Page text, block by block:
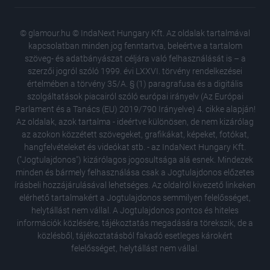
© glamour.hu © IndaNext Hungary Kft. Az oldalak tartalmával
kapcsolatban minden jog fenntartva, beleértve a tartalom
szöveg- és adatbányászat céljára való felhasználását is – a
szerzői jogról szóló 1999. évi LXXVI. törvény rendelkezései
értelmében a törvény 35/A. § (1) paragrafusa és a digitális
szolgáltatások piacairól szóló európai irányelv (Az Európai
Parlament és a Tanács (EU) 2019/790 Irányelve) 4. cikke alapján!
Az oldalak, azok tartalma - ideértve különösen, de nem kizárólag
az azokon közzétett szövegeket, grafikákat, képeket, fotókat,
hangfelvételeket és videókat stb. - az IndaNext Hungary Kft.
("Jogtulajdonos") kizárólagos jogosultsága alá esnek. Mindezek
minden és bármely felhasználása csak a Jogtulajdonos előzetes
írásbeli hozzájárulásával lehetséges. Az oldalról kivezető linkeken
elérhető tartalmakért a Jogtulajdonos semmilyen felelősséget,
helytállást nem vállal. A Jogtulajdonos pontos és hiteles
információk közlésére, tájékoztatás megadására törekszik, de a
közlésből, tájékoztatásból fakadó esetleges károkért
felelősséget, helytállást nem vállal.